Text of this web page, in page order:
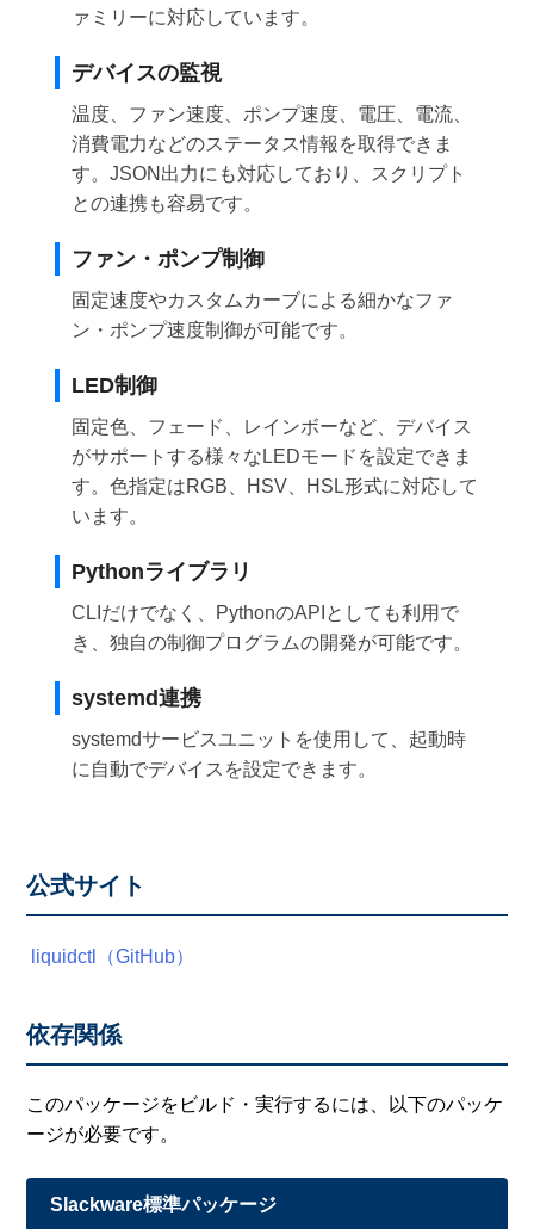
ァミリーに対応しています。
デバイスの監視
温度、ファン速度、ポンプ速度、電圧、電流、
消費電力などのステータス情報を取得できま
す。JSON出力にも対応しており、スクリプト
との連携も容易です。
ファン・ポンプ制御
固定速度やカスタムカーブによる細かなファ
ン・ポンプ速度制御が可能です。
LED制御
固定色、フェード、レインボーなど、デバイス
がサポートする様々なLEDモードを設定できま
す。色指定はRGB、HSV、HSL形式に対応して
います。
Pythonライブラリ
CLIだけでなく、PythonのAPIとしても利用で
き、独自の制御プログラムの開発が可能です。
systemd連携
systemdサービスユニットを使用して、起動時
に自動でデバイスを設定できます。
公式サイト
liquidctl（GitHub）
依存関係
このパッケージをビルド・実行するには、以下のパッケ
ージが必要です。
Slackware標準パッケージ